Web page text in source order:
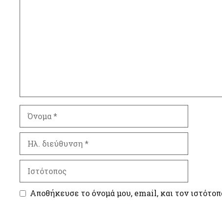
διεύθυνση
Αποθήκευσε το όνομά μου, email, και τον